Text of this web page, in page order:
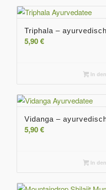
Triphala –
5,90€
In
Vidanga –
5,90€
In